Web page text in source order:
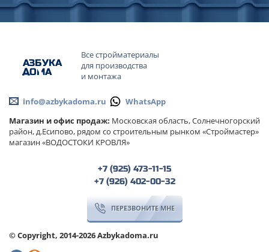
ОМА
АЗБУКА
Все стройматериалы
для производства
и монтажа
info@azbykadoma.ru
WhatsApp
Магазин и офис продаж: Московская область, Солнечногорский
район, д.Есипово, рядом со строительным рынком «Строймастер»
магазин «ВОДОСТОКИ КРОВЛЯ»
+7 (925) 473-11-15
+7 (926) 402-00-32
ПЕРЕЗВОНИТЕ МНЕ
© Copyright, 2014-2026 Azbykadoma.ru